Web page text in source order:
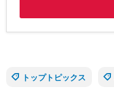
トップトピックス